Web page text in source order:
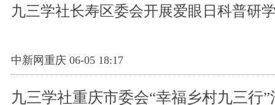
九三学社长寿区委会开展爱眼日科普研
中新网重庆 06-05 18:17
九三学社重庆市委会“幸福乡村九三行